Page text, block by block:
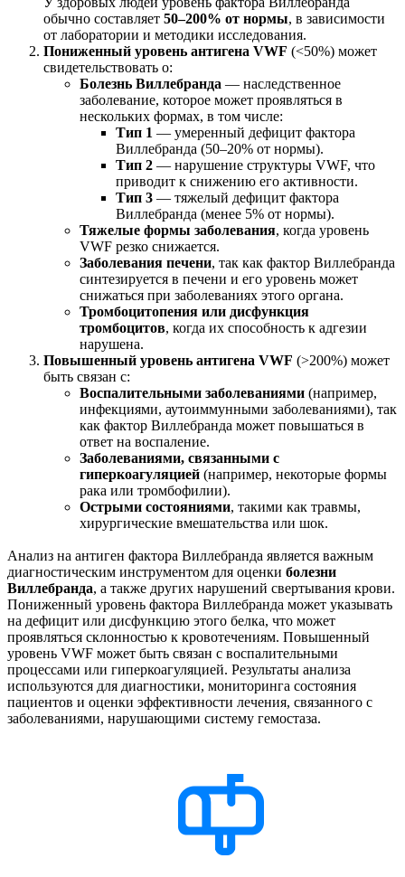
обычно составляет 50–200% от нормы, в зависимости
от лаборатории и методики исследования.
Пониженный уровень антигена VWF (<50%) может
свидетельствовать о:
Болезнь Виллебранда — наследственное
заболевание, которое может проявляться в
нескольких формах, в том числе:
Тип 1 — умеренный дефицит фактора
Виллебранда (50–20% от нормы).
Тип 2 — нарушение структуры VWF, что
приводит к снижению его активности.
Тип 3 — тяжелый дефицит фактора
Виллебранда (менее 5% от нормы).
Тяжелые формы заболевания, когда уровень
VWF резко снижается.
Заболевания печени, так как фактор Виллебранда
синтезируется в печени и его уровень может
снижаться при заболеваниях этого органа.
Тромбоцитопения или дисфункция
тромбоцитов, когда их способность к адгезии
нарушена.
Повышенный уровень антигена VWF (>200%) может
быть связан с:
Воспалительными заболеваниями (например,
инфекциями, аутоиммунными заболеваниями), так
как фактор Виллебранда может повышаться в
ответ на воспаление.
Заболеваниями, связанными с
гиперкоагуляцией (например, некоторые формы
рака или тромбофилии).
Острыми состояниями, такими как травмы,
хирургические вмешательства или шок.
Анализ на антиген фактора Виллебранда является важным
диагностическим инструментом для оценки болезни
Виллебранда, а также других нарушений свертывания крови.
Пониженный уровень фактора Виллебранда может указывать
на дефицит или дисфункцию этого белка, что может
проявляться склонностью к кровотечениям. Повышенный
уровень VWF может быть связан с воспалительными
процессами или гиперкоагуляцией. Результаты анализа
используются для диагностики, мониторинга состояния
пациентов и оценки эффективности лечения, связанного с
заболеваниями, нарушающими систему гемостаза.